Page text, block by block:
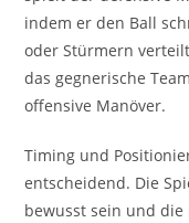
indem er den Ball
oder Stürmern
das gegnerische
offensive Manöver.
Timing und
entscheidend. Die
bewusst sein und die